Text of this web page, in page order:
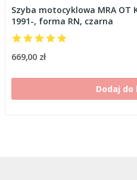
Szyba motocyklowa MRA OT
1991-, forma RN, czarna
669,00 zł
Dodaj do